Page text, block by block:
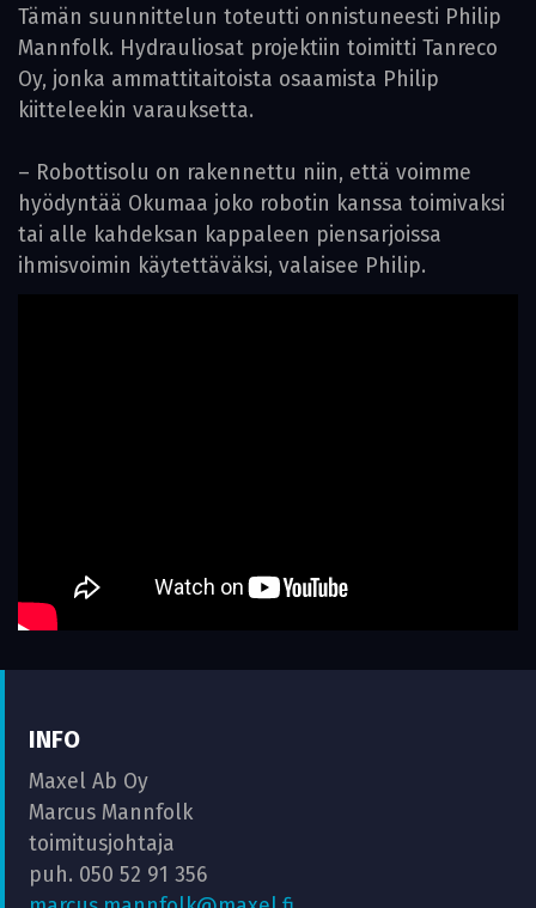
Tämän suunnittelun toteutti onnistuneesti Philip
Mannfolk. Hydrauliosat projektiin toimitti Tanreco
Oy, jonka ammattitaitoista osaamista Philip
kiitteleekin varauksetta.
– Robottisolu on rakennettu niin, että voimme
hyödyntää Okumaa joko robotin kanssa toimivaksi
tai alle kahdeksan kappaleen piensarjoissa
ihmisvoimin käytettäväksi, valaisee Philip.
INFO
Maxel Ab Oy
Marcus Mannfolk
toimitusjohtaja
puh. 050 52 91 356